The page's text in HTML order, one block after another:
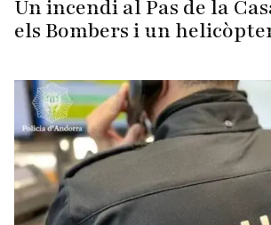
Un incendi al Pas de la
els Bombers i un